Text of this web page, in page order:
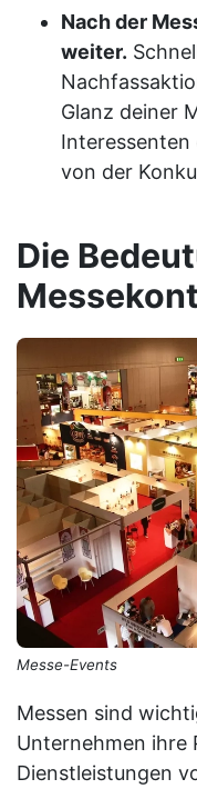
Nach der
weiter.
Glanz deiner
von der
Die
Messe-Events
Messen sind
Unternehmen ihre
Dienstleistungen